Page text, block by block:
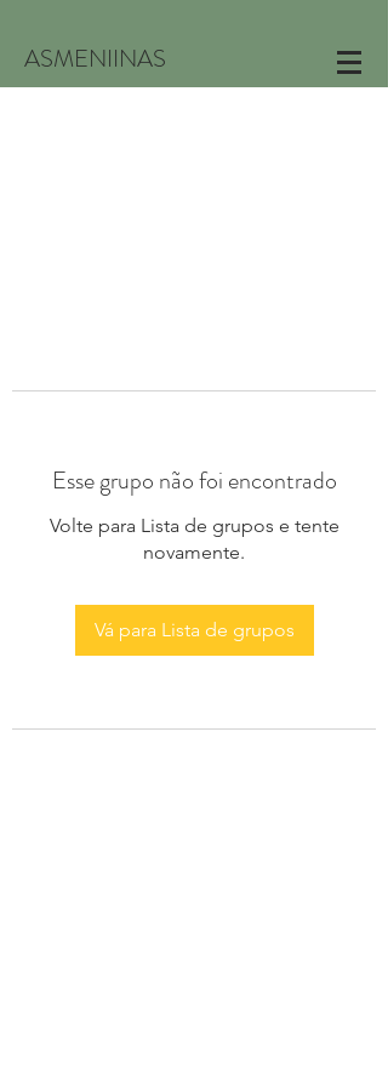
ASMENIINAS
Esse grupo não foi encontrado
Volte para Lista de grupos e tente
novamente.
Vá para Lista de grupos